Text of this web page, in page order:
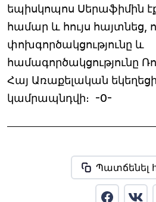
եպիսկոպոս Սերաֆիմին
համար և հույս հայտնեց,
փոխգործակցությունը և
համագործակցությունը
Հայ Առաքելական
կամրապնդվի։ -0-
Պատճենել